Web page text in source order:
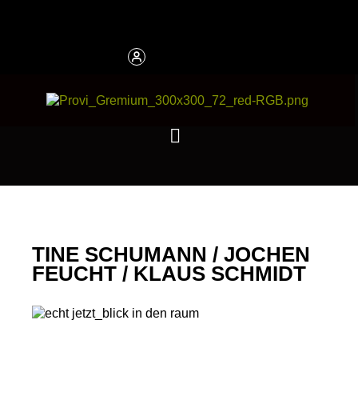
TINE SCHUMANN / JOCHEN
FEUCHT / KLAUS SCHMIDT